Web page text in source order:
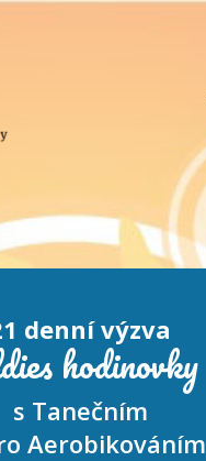
denní výzva
hodinovky
s Tanečním
Aerobikováním